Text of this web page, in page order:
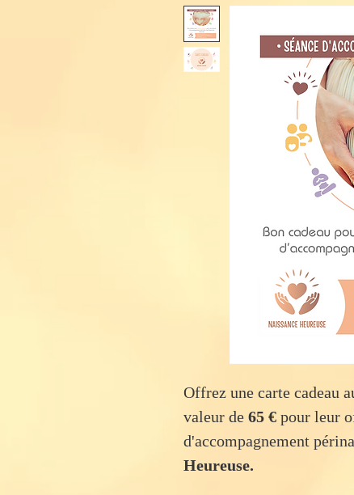
Offrez une carte cadeau
valeur de 65 € pour leur
d'accompagnement
Heureuse.